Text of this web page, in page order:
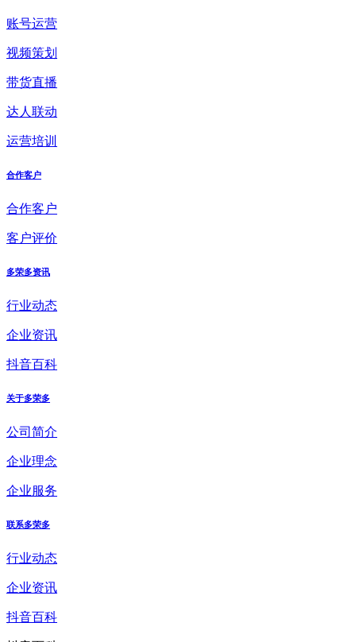
账号运营
视频策划
带货直播
达人联动
运营培训
合作客户
合作客户
客户评价
多荣多资讯
行业动态
企业资讯
抖音百科
关于多荣多
公司简介
企业理念
企业服务
联系多荣多
行业动态
企业资讯
抖音百科